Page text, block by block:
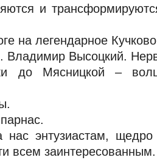
и
на легендарное
Владимир Высоцкий.
Мясницкой –
нас энтузиастам,
всем заинтересованным.